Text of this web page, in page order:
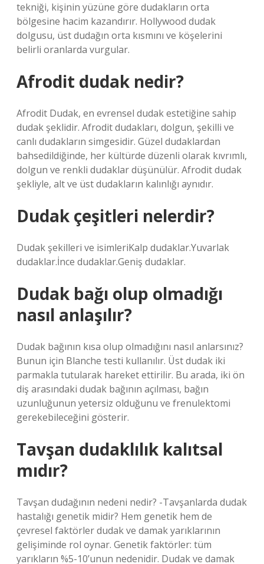
tekniği, kişinin yüzüne göre dudakların orta
bölgesine hacim kazandırır. Hollywood dudak
dolgusu, üst dudağın orta kısmını ve köşelerini
belirli oranlarda vurgular.
Afrodit dudak nedir?
Afrodit Dudak, en evrensel dudak estetiğine sahip
dudak şeklidir. Afrodit dudakları, dolgun, şekilli ve
canlı dudakların simgesidir. Güzel dudaklardan
bahsedildiğinde, her kültürde düzenli olarak kıvrımlı,
dolgun ve renkli dudaklar düşünülür. Afrodit dudak
şekliyle, alt ve üst dudakların kalınlığı aynıdır.
Dudak çeşitleri nelerdir?
Dudak şekilleri ve isimleriKalp dudaklar.Yuvarlak
dudaklar.İnce dudaklar.Geniş dudaklar.
Dudak bağı olup olmadığı
nasıl anlaşılır?
Dudak bağının kısa olup olmadığını nasıl anlarsınız?
Bunun için Blanche testi kullanılır. Üst dudak iki
parmakla tutularak hareket ettirilir. Bu arada, iki ön
diş arasındaki dudak bağının açılması, bağın
uzunluğunun yetersiz olduğunu ve frenulektomi
gerekebileceğini gösterir.
Tavşan dudaklılık kalıtsal
mıdır?
Tavşan dudağının nedeni nedir? -Tavşanlarda dudak
hastalığı genetik midir? Hem genetik hem de
çevresel faktörler dudak ve damak yarıklarının
gelişiminde rol oynar. Genetik faktörler: tüm
yarıkların %5-10’unun nedenidir. Dudak ve damak